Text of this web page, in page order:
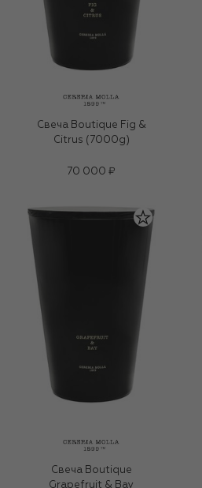
Свеча Boutique Fig &
Citrus (7000g)
70 000 ₽
Свеча Boutique
Grapefruit & Bay